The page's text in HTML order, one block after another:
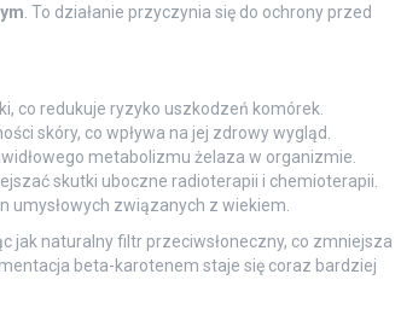
. To działanie przyczynia się do ochrony przed
co redukuje ryzyko uszkodzeń komórek.
skóry, co wpływa na jej zdrowy wygląd.
metabolizmu żelaza w organizmie.
skutki uboczne radioterapii i chemioterapii.
umysłowych związanych z wiekiem.
jak naturalny filtr przeciwsłoneczny, co zmniejsza
beta-karotenem staje się coraz bardziej